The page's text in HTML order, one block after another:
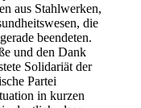
aus Stahlwerken,
die
beendeten.
und den Dank
Solidariät der
Partei
in kurzen